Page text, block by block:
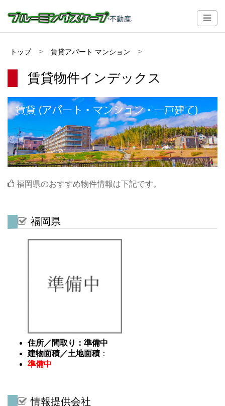
トップ 賃貸アパート マンション
賃貸物件インデックス
福岡県のおすすめ物件情報は下記です。
福岡県
住所／間取り：準備中
建物面積／土地面積：
準備中
情報提供会社